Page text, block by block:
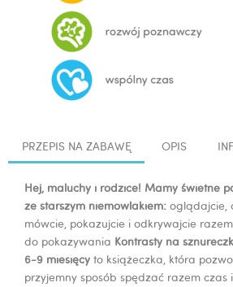
PRZEPIS NA ZABAWĘ OPIS
Hej, maluchy i rodzice! Mamy świetne
ze starszym niemowlakiem: oglądajcie,
mówcie, pokazujcie i odkrywajcie
do pokazywania Kontrasty na
6-9 miesięcy to książeczka, która
przyjemny sposób spędzać razem czas